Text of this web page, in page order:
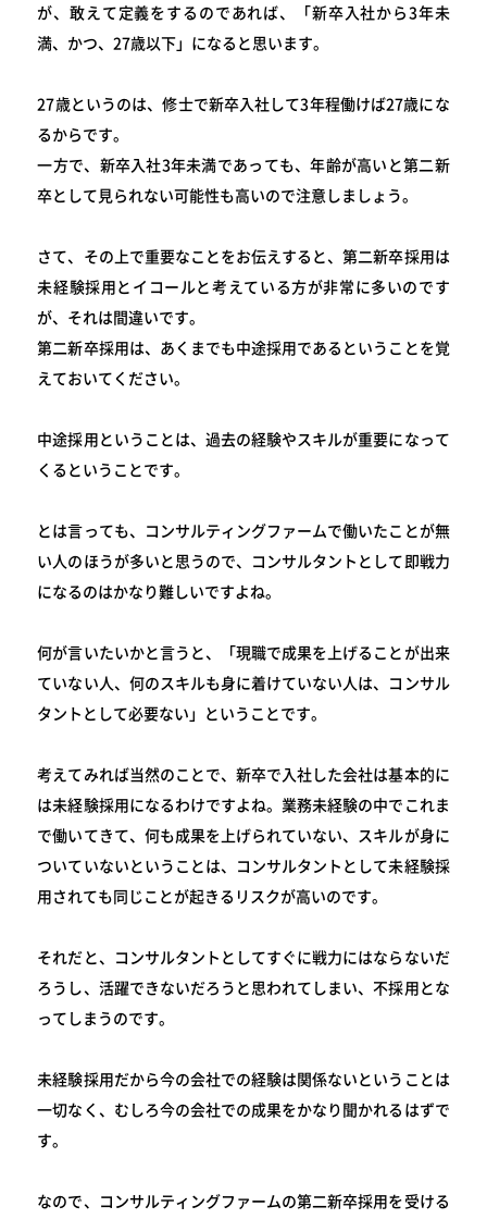
が、敢えて定義をするのであれば、「新卒入社から3年未
満、かつ、27歳以下」になると思います。
27歳というのは、修士で新卒入社して3年程働けば27歳にな
るからです。
一方で、新卒入社3年未満であっても、年齢が高いと第二新
卒として見られない可能性も高いので注意しましょう。
さて、その上で重要なことをお伝えすると、第二新卒採用は
未経験採用とイコールと考えている方が非常に多いのです
が、それは間違いです。
第二新卒採用は、あくまでも中途採用であるということを覚
えておいてください。
中途採用ということは、過去の経験やスキルが重要になって
くるということです。
とは言っても、コンサルティングファームで働いたことが無
い人のほうが多いと思うので、コンサルタントとして即戦力
になるのはかなり難しいですよね。
何が言いたいかと言うと、「現職で成果を上げることが出来
ていない人、何のスキルも身に着けていない人は、コンサル
タントとして必要ない」ということです。
考えてみれば当然のことで、新卒で入社した会社は基本的に
は未経験採用になるわけですよね。業務未経験の中でこれま
で働いてきて、何も成果を上げられていない、スキルが身に
ついていないということは、コンサルタントとして未経験採
用されても同じことが起きるリスクが高いのです。
それだと、コンサルタントとしてすぐに戦力にはならないだ
ろうし、活躍できないだろうと思われてしまい、不採用とな
ってしまうのです。
未経験採用だから今の会社での経験は関係ないということは
一切なく、むしろ今の会社での成果をかなり聞かれるはずで
す。
なので、コンサルティングファームの第二新卒採用を受ける